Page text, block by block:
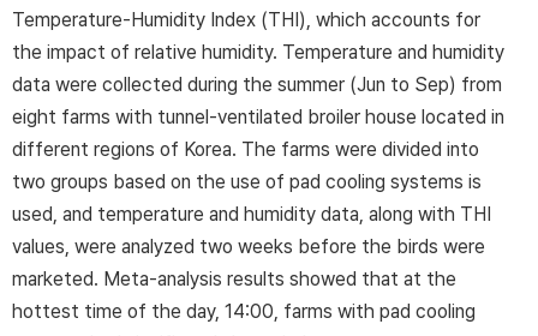
Temperature-Humidity Index (THI), which accounts for
the impact of relative humidity. Temperature and humidity
data were collected during the summer (Jun to Sep) from
eight farms with tunnel-ventilated broiler house located in
different regions of Korea. The farms were divided into
two groups based on the use of pad cooling systems is
used, and temperature and humidity data, along with THI
values, were analyzed two weeks before the birds were
marketed. Meta-analysis results showed that at the
hottest time of the day, 14:00, farms with pad cooling